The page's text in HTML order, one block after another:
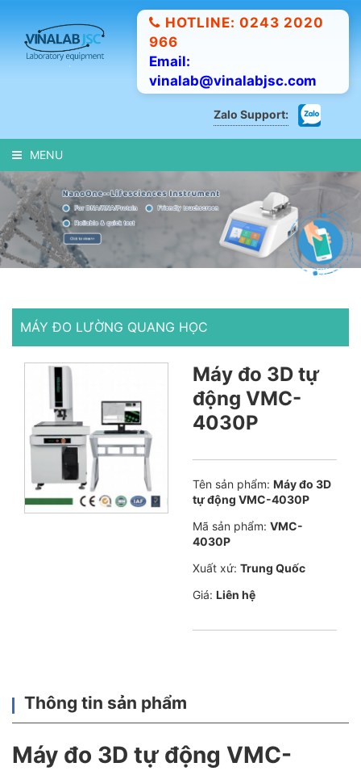
HOTLINE: 0243 2020
966
Email:
vinalab@vinalabjsc.com
Zalo Support:
MENU
MÁY ĐO LƯỜNG QUANG HỌC
Máy đo 3D tự
động VMC-
4030P
Tên sản phẩm: Máy đo 3D
tự động VMC-4030P
Mã sản phẩm: VMC-
4030P
Xuất xứ: Trung Quốc
Giá: Liên hệ
Thông tin sản phẩm
Máy đo 3D tự động VMC-